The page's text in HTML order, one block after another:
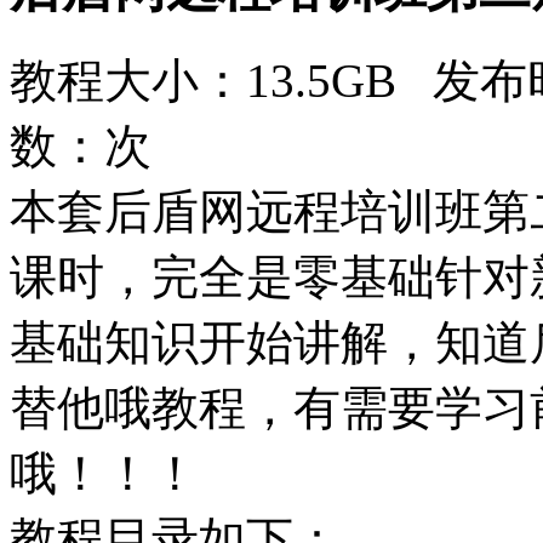
教程大小：13.5GB 发
数： 次
本套后盾网远程培训班
课时，完全是零基础针
基础知识开始讲解，知
替他哦教程，有需要学
哦！！！